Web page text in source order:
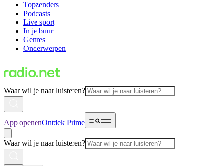
Topzenders
Podcasts
Live sport
In je buurt
Genres
Onderwerpen
Waar wil je naar luisteren?
App openenOntdek Prime
Waar wil je naar luisteren?